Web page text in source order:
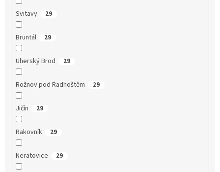
Svitavy 29
Bruntál 29
Uherský Brod 29
Rožnov pod Radhoštěm 29
Jičín 29
Rakovník 29
Neratovice 29